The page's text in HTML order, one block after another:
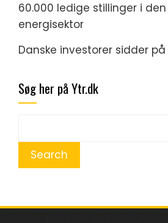
60.000 ledige stillinger i
energisektor
Danske investorer sidder
Søg her på Ytr.dk